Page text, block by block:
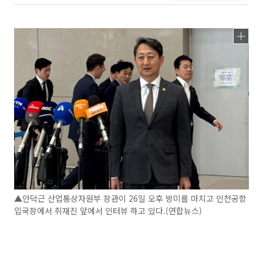
▲안덕근 산업통상자원부 장관이 26일 오후 방미를 마치고 인천공항
입국장에서 취재진 앞에서 인터뷰 하고 있다.(연합뉴스)